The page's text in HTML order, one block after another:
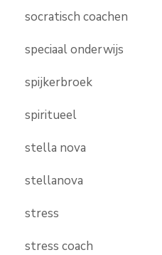
socratisch coachen
speciaal onderwijs
spijkerbroek
spiritueel
stella nova
stellanova
stress
stress coach